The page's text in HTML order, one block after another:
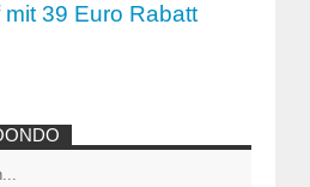
39 Euro Rabatt